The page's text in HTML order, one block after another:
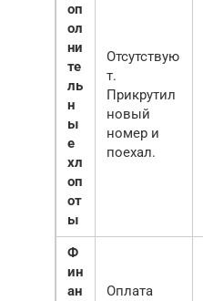
оп
ол
ни
те
ль
н
ы
е
хл
оп
от
ы
Отсутствую
т.
Прикрутил
новый
номер и
поехал.
Ф
ин
ан
Оплата